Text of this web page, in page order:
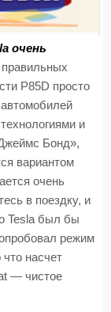
очень
P85D просто
и
Бонд»,
вариантом
очень
в поездку, и
Tesla был бы
режим
насчет
— чистое